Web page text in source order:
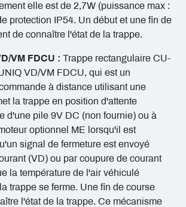
elle est de 2,7W (puissance max :
protection IP54. Un début et une fin de
de connaître l'état de la trappe.
VM FDCU : Trappe rectangulaire CU-
VD/VM FDCU, qui est un
à distance utilisant une
la trappe en position d'attente
d'une pile 9V DC (non fournie) ou à
optionnel ME lorsqu'il est
signal de fermeture est envoyé
(VD) ou par coupure de courant
la température de l'air véhiculé
trappe se ferme. Une fin de course
l'état de la trappe. Ce mécanisme